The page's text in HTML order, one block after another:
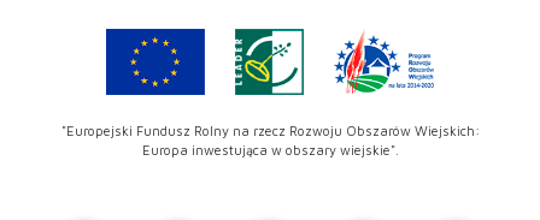
"Europejski Fundusz Rolny na rzecz Rozwoju Obszarów Wiejskich:
Europa inwestująca w obszary wiejskie".